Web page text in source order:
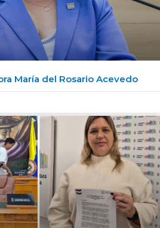
María del Rosario Acevedo